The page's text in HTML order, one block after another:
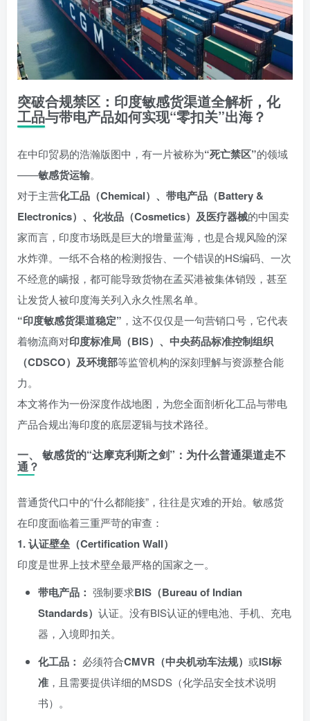
突破合规禁区：印度敏感货渠道全解析，化
工品与带电产品如何实现“零扣关”出海？
在中印贸易的浩瀚版图中，有一片被称为“死亡禁区”的领域
——敏感货运输。
对于主营化工品（Chemical）、带电产品（Battery &
Electronics）、化妆品（Cosmetics）及医疗器械的中国卖
家而言，印度市场既是巨大的增量蓝海，也是合规风险的深
水炸弹。一纸不合格的检测报告、一个错误的HS编码、一次
不经意的瞒报，都可能导致货物在孟买港被集体销毁，甚至
让发货人被印度海关列入永久性黑名单。
“印度敏感货渠道稳定” ，这不仅仅是一句营销口号，它代表
着物流商对印度标准局（BIS）、中央药品标准控制组织
（CDSCO）及环境部等监管机构的深刻理解与资源整合能
力。
本文将作为一份深度作战地图，为您全面剖析化工品与带电
产品合规出海印度的底层逻辑与技术路径。
一、 敏感货的“达摩克利斯之剑”：为什么普通渠道走不
通？
普通货代口中的“什么都能接”，往往是灾难的开始。敏感货
在印度面临着三重严苛的审查：
1. 认证壁垒（Certification Wall）
印度是世界上技术壁垒最严格的国家之一。
带电产品： 强制要求BIS（Bureau of Indian
Standards） 认证。没有BIS认证的锂电池、手机、充电
器，入境即扣关。
化工品： 必须符合CMVR（中央机动车法规） 或ISI标
准 ，且需要提供详细的MSDS（化学品安全技术说明
书）。